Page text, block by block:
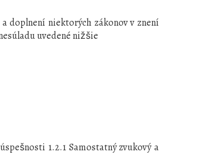
doplnení niektorých zákonov v znení
uvedené nižšie
1.2.1 Samostatný zvukový a